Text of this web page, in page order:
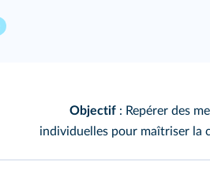
Objectif : Repérer des
individuelles pour maîtriser la